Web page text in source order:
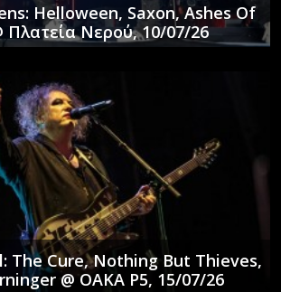
Helloween, Saxon, Ashes Of
Πλατεία Νερού, 10/07/26
The Cure, Nothing But Thieves,
@ ΟΑΚΑ P5, 15/07/26